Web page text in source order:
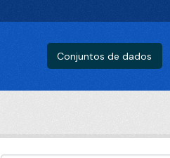
Conjuntos de dados